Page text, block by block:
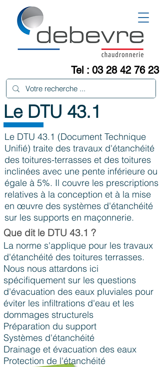
Tel : 03 28 42 76 23
Le DTU 43.1
Le DTU 43.1 (Document Technique
Unifié) traite des travaux d'étanchéité
des toitures-terrasses et des toitures
inclinées avec une pente inférieure ou
égale à 5%. Il couvre les prescriptions
relatives à la conception et à la mise
en œuvre des systèmes d'étanchéité
sur les supports en maçonnerie.
Que dit le DTU 43.1 ?
La norme s'applique pour les travaux
d'étanchéité des toitures terrasses.
Nous nous attardons ici
spécifiquement sur les questions
d'évacuation des eaux pluviales pour
éviter les infiltrations d'eau et les
dommages structurels
Préparation du support
Systèmes d'étanchéité
Drainage et évacuation des eaux
Protection de l'étanchéité